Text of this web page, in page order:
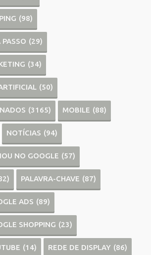
(98)
PASSO (29)
(34)
(50)
(3165) MOBILE (88)
NOTÍCIAS (94)
NO GOOGLE (57)
PALAVRA-CHAVE (87)
ADS (89)
SHOPPING (23)
(14) REDE DE DISPLAY (86)